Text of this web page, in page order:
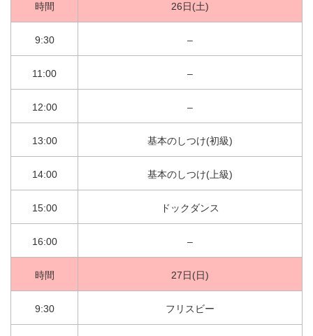
時間 26日(土)
9:30 –
11:00 –
12:00 –
13:00 基本のしつけ(初級)
14:00 基本のしつけ(上級)
15:00 ドックダンス
16:00 –
時間 27日(日)
9:30 フリスビー